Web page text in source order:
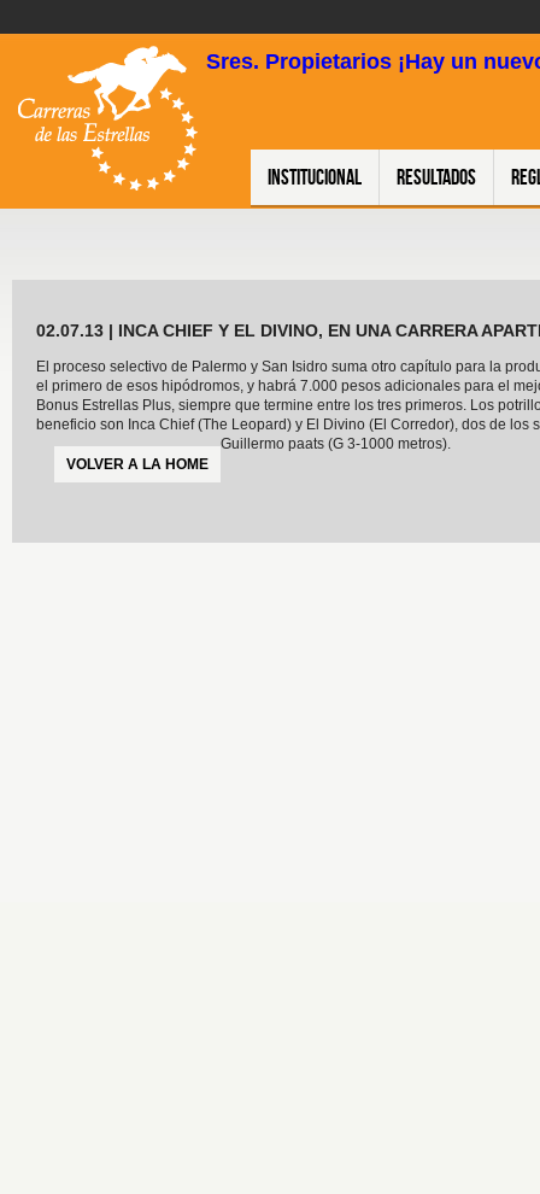
Sres. Propietarios ¡Hay un
Institucional Resultados
02.07.13 | INCA CHIEF Y EL DIVINO, EN UNA CARRERA
El proceso selectivo de Palermo y San Isidro suma otro capítulo para la
el primero de esos hipódromos, y habrá 7.000 pesos adicionales para el
Bonus Estrellas Plus, siempre que termine entre los tres primeros. Los
beneficio son Inca Chief (The Leopard) y El Divino (El Corredor), dos de los
Guillermo paats (G 3-1000 metros).
VOLVER A LA HOME